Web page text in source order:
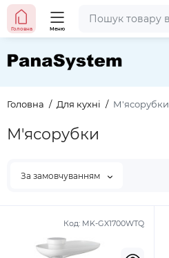
Головна Меню
Головна Для кухні М'ясорубки
М'ясорубки
За замовчуванням
Код: MK-GX1700WTQ